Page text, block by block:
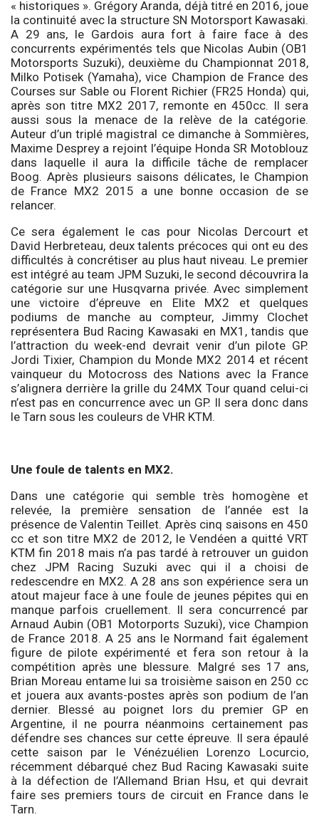
« historiques ». Grégory Aranda, déjà titré en 2016, joue
la continuité avec la structure SN Motorsport Kawasaki.
A 29 ans, le Gardois aura fort à faire face à des
concurrents expérimentés tels que Nicolas Aubin (OB1
Motorsports Suzuki), deuxième du Championnat 2018,
Milko Potisek (Yamaha), vice Champion de France des
Courses sur Sable ou Florent Richier (FR25 Honda) qui,
après son titre MX2 2017, remonte en 450cc. Il sera
aussi sous la menace de la relève de la catégorie.
Auteur d’un triplé magistral ce dimanche à Sommières,
Maxime Desprey a rejoint l’équipe Honda SR Motoblouz
dans laquelle il aura la difficile tâche de remplacer
Boog. Après plusieurs saisons délicates, le Champion
de France MX2 2015 a une bonne occasion de se
relancer.
Ce sera également le cas pour Nicolas Dercourt et
David Herbreteau, deux talents précoces qui ont eu des
difficultés à concrétiser au plus haut niveau. Le premier
est intégré au team JPM Suzuki, le second découvrira la
catégorie sur une Husqvarna privée. Avec simplement
une victoire d’épreuve en Elite MX2 et quelques
podiums de manche au compteur, Jimmy Clochet
représentera Bud Racing Kawasaki en MX1, tandis que
l’attraction du week-end devrait venir d’un pilote GP.
Jordi Tixier, Champion du Monde MX2 2014 et récent
vainqueur du Motocross des Nations avec la France
s’alignera derrière la grille du 24MX Tour quand celui-ci
n’est pas en concurrence avec un GP. Il sera donc dans
le Tarn sous les couleurs de VHR KTM.
Une foule de talents en MX2.
Dans une catégorie qui semble très homogène et
relevée, la première sensation de l’année est la
présence de Valentin Teillet. Après cinq saisons en 450
cc et son titre MX2 de 2012, le Vendéen a quitté VRT
KTM fin 2018 mais n’a pas tardé à retrouver un guidon
chez JPM Racing Suzuki avec qui il a choisi de
redescendre en MX2. A 28 ans son expérience sera un
atout majeur face à une foule de jeunes pépites qui en
manque parfois cruellement. Il sera concurrencé par
Arnaud Aubin (OB1 Motorports Suzuki), vice Champion
de France 2018. A 25 ans le Normand fait également
figure de pilote expérimenté et fera son retour à la
compétition après une blessure. Malgré ses 17 ans,
Brian Moreau entame lui sa troisième saison en 250 cc
et jouera aux avants-postes après son podium de l’an
dernier. Blessé au poignet lors du premier GP en
Argentine, il ne pourra néanmoins certainement pas
défendre ses chances sur cette épreuve. Il sera épaulé
cette saison par le Vénézuélien Lorenzo Locurcio,
récemment débarqué chez Bud Racing Kawasaki suite
à la défection de l’Allemand Brian Hsu, et qui devrait
faire ses premiers tours de circuit en France dans le
Tarn.